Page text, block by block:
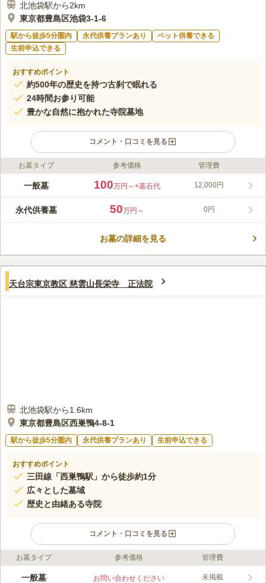
北池袋駅から2km
東京都豊島区池袋3-1-6
駅から徒歩5分圏内 永代供養プランあり
ペット供養できる
生前申込できる
おすすめポイント
約500年の歴史を持つ古刹で眠れる
24時間お参り可能
豊かな自然に抱かれた寺院墓地
コメント・口コミを見る
ライフドット編集部のコメント
祥雲寺は寺院墓地で、曹洞宗の檀家になることでお墓を建立する
も利用可能で、お墓の継承者が居ない方でも安心して眠れます。
祥雲寺境内には、本堂や斎場だけではなく、別邸や客殿そして庭
プされるので、会いたくなったら24時間いつでもお参りできま
この霊園はまだ誰からも評価されていません。
お墓タイプ 参考価格 管理費
一般墓 100万円～+墓石代 12,000円
永代供養墓 50万円～ 0円
お墓の詳細を見る
天台宗東京教区 慈雲山長栄寺 正法院
北池袋駅から1.6km
東京都豊島区西巣鴨4-8-1
駅から徒歩5分圏内 永代供養プランあり 生前申込できる
おすすめポイント
三田線「西巣鴨駅」から徒歩約1分
広々とした墓域
歴史と由緒ある寺院
コメント・口コミを見る
ライフドット編集部のコメント
正法院は､天平2年(西暦730)に創建され、歴史深い由緒正しい寺
お墓タイプ 参考価格 管理費
一般墓 お問い合わせください 未掲載